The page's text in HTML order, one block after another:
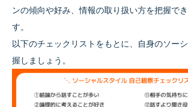
ンの傾向や好み、情報の取り扱い方を把握で
す。
以下のチェックリストをもとに、自身のソー
握しましょう。